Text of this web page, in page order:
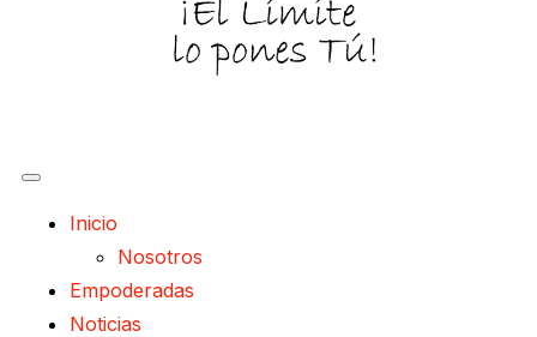
Inicio
Nosotros
Empoderadas
Noticias